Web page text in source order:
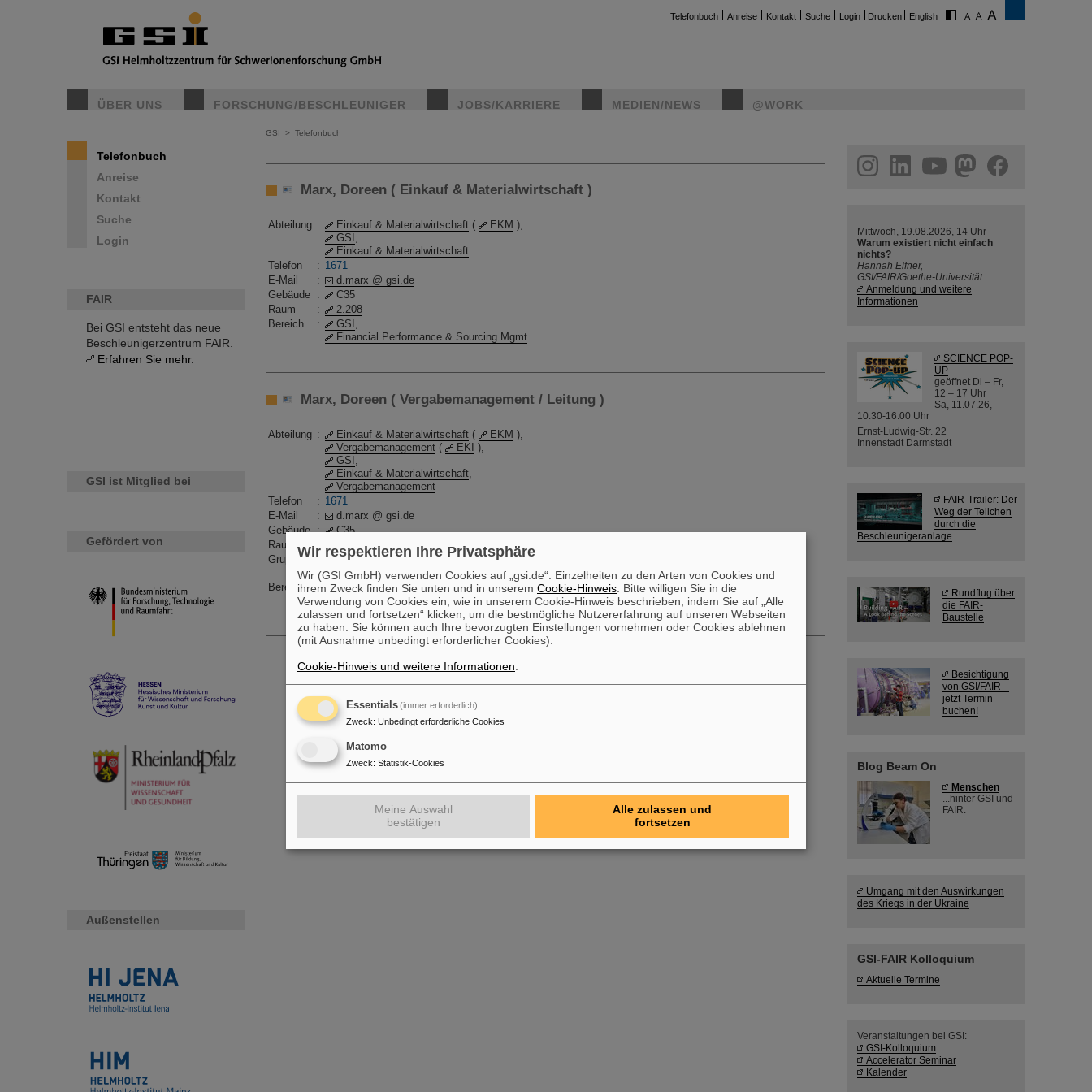
Telefonbuch Anreise Kontakt Suche Login Drucken English
ÜBER UNS FORSCHUNG/BESCHLEUNIGER JOBS/KARRIERE MEDIEN/NEWS @WORK
Telefonbuch
Anreise
Kontakt
Suche
Login
FAIR
Bei GSI entsteht das neue
Beschleunigerzentrum FAIR.
Erfahren Sie mehr.
GSI ist Mitglied bei
Gefördert von
Außenstellen
GSI > Telefonbuch
Marx, Doreen ( Einkauf & Materialwirtschaft )
Abteilung : Einkauf & Materialwirtschaft ( EKM ),
GSI ,
Einkauf & Materialwirtschaft
Telefon
: 1671
E-Mail
:
d.marx @ gsi.de
Gebäude
:
C35
Raum
:
2.208
Bereich
: GSI ,
Financial Performance & Sourcing Mgmt
Marx, Doreen ( Vergabemanagement / Leitung )
Abteilung : Einkauf & Materialwirtschaft ( EKM ),
Vergabemanagement ( EKI
),
GSI
Einkauf & Materialwirtschaft
Vergabemanagement
Telefon
: 1671
E-Mail
:
d.marx @ gsi.de
Gebäude :
C35
Raum
:
Gruppe
:
EKI
Vergabemanagement
Bereich
: GSI,
Financial Performance & Sourcing Mgmt
helmholtz.social
facebook
Mittwoch, 19.08.2026, 14 Uhr
Warum existiert nicht einfach
nichts?
Hannah Elfner,
GSI/FAIR/Goethe-Universität
Anmeldung und weitere
Informationen
SCIENCE POP-
UP
geöffnet Di – Fr,
12 – 17 Uhr
Sa, 11.07.26,
10:30-16:00 Uhr
Ernst-Ludwig-Str. 22
Innenstadt Darmstadt
FAIR-Trailer: Der
Weg der Teilchen
durch die
Beschleunigeranlage
Rundflug über
die FAIR-
Baustelle
Besichtigung
von GSI/FAIR –
jetzt Termin
buchen!
Blog Beam On
Menschen
...hinter GSI und
FAIR.
Umgang mit den Auswirkungen
des Kriegs in der Ukraine
GSI-FAIR Kolloquium
Aktuelle Termine
Veranstaltungen bei GSI:
GSI-Kolloquium
Accelerator Seminar
Kalender
Wir respektieren Ihre Privatsphäre
Wir (GSI GmbH) verwenden Cookies auf „gsi.de“. Einzelheiten zu den Arten von Cookies und
ihrem Zweck finden Sie unten und in unserem Cookie-Hinweis . Bitte willigen Sie in die
Verwendung von Cookies ein, wie in unserem Cookie-Hinweis beschrieben, indem Sie auf „Alle
zulassen und fortsetzen“ klicken, um die bestmögliche Nutzererfahrung auf unseren Webseiten
zu haben. Sie können auch Ihre bevorzugten Einstellungen vornehmen oder Cookies ablehnen
(mit Ausnahme unbedingt erforderlicher Cookies).
Cookie-Hinweis und weitere Informationen
Essentials(immer erforderlich)
Zweck: Unbedingt erforderliche Cookies
Matomo
Zweck: Statistik-Cookies
Meine Auswahl
bestätigen
Alle zulassen und
fortsetzen